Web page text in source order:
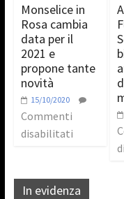
Monselice in
Rosa cambia
data per il
2021 e
propone tante
novità
15/10/2020
Commenti
disabilitati
In evidenza